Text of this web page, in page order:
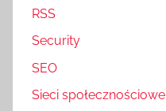
RSS
Security
SEO
Sieci społecznościowe